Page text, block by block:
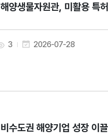
해양생물자원관, 미활용 특
3 2026-07-28
비수도권 해양기업 성장 이